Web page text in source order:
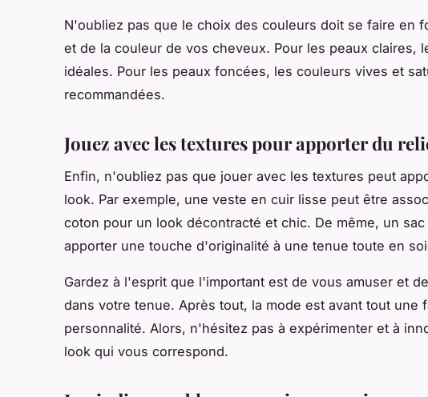
N'oubliez pas que le choix des couleurs doit se faire en
et de la couleur de vos cheveux. Pour les peaux claires,
idéales. Pour les peaux foncées, les couleurs vives et
recommandées.
Jouez avec les textures pour apporter du
Enfin, n'oubliez pas que jouer avec les textures peut
look. Par exemple, une veste en cuir lisse peut être
coton pour un look décontracté et chic. De même, un
apporter une touche d'originalité à une tenue toute en
Gardez à l'esprit que l'important est de vous amuser et
dans votre tenue. Après tout, la mode est avant tout une
personnalité. Alors, n'hésitez pas à expérimenter et à
look qui vous correspond.